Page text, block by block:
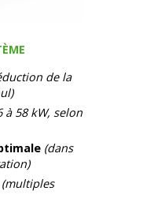
de la
à 58 kW, selon
(dans
(multiples